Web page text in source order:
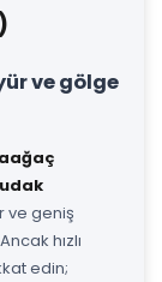
ve gölge
ve geniş
hızlı
edin;